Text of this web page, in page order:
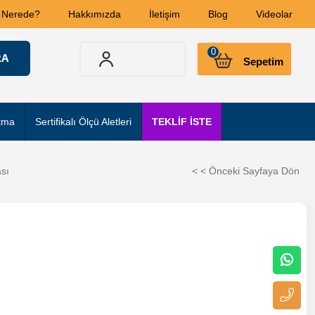
Hakkımızda İletişim Blog Videolar
Sepetim
0
Sertifikalı Ölçü Aletleri TEKLİF İSTE
< < Önceki Sayfaya Dön